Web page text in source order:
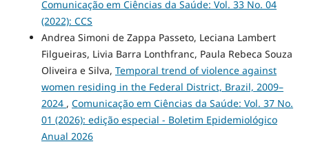
Comunicação em Ciências da Saúde: Vol. 33 No. 04
(2022): CCS
Andrea Simoni de Zappa Passeto, Leciana Lambert
Filgueiras, Livia Barra Lonthfranc, Paula Rebeca Souza
Oliveira e Silva, Temporal trend of violence against
women residing in the Federal District, Brazil, 2009–
2024 , Comunicação em Ciências da Saúde: Vol. 37 No.
01 (2026): edição especial - Boletim Epidemiológico
Anual 2026